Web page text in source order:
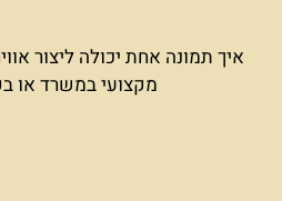
איך תמונה אחת יכולה ליצור
מקצועי במשרד או